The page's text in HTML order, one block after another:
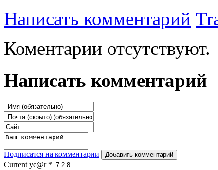
Написать комментарий
Коментарии отсутствуют.
Написать комментарий
Подписатся на комментарии Добавить комментарий
Current ye@r *